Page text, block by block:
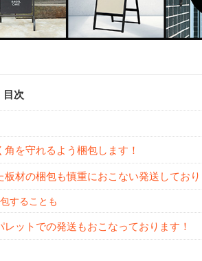
目次
を守れるよう梱包します！
材の梱包も慎重におこない発送しており
することも
ットでの発送もおこなっております！